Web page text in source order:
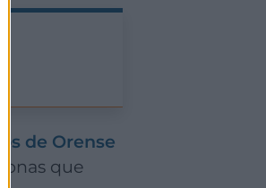
de Orense
que